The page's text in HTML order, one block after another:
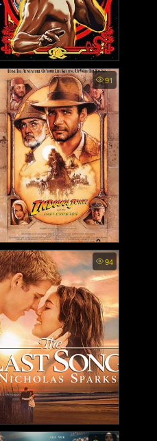
The Last Dragon (1985)
91
INDIANA JONES 3 AND
THE LAST CRUSADE -
ขุมทรัพย์สุดขอบฟ้า 3 ตอน ศึก
อภินิหารครูเสด (1989)
94
The Last Song - บทเพลงรัก